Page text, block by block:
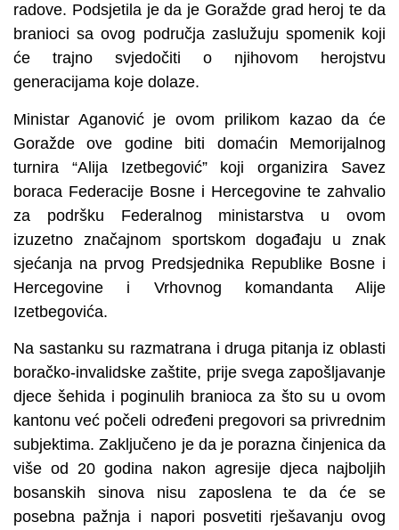
radove. Podsjetila je da je Goražde grad heroj te da
branioci sa ovog područja zaslužuju spomenik koji
će trajno svjedočiti o njihovom herojstvu
generacijama koje dolaze.
Ministar Aganović je ovom prilikom kazao da će
Goražde ove godine biti domaćin Memorijalnog
turnira “Alija Izetbegović” koji organizira Savez
boraca Federacije Bosne i Hercegovine te zahvalio
za podršku Federalnog ministarstva u ovom
izuzetno značajnom sportskom događaju u znak
sjećanja na prvog Predsjednika Republike Bosne i
Hercegovine i Vrhovnog komandanta Alije
Izetbegovića.
Na sastanku su razmatrana i druga pitanja iz oblasti
boračko-invalidske zaštite, prije svega zapošljavanje
djece šehida i poginulih branioca za što su u ovom
kantonu već počeli određeni pregovori sa privrednim
subjektima. Zaključeno je da je porazna činjenica da
više od 20 godina nakon agresije djeca najboljih
bosanskih sinova nisu zaposlena te da će se
posebna pažnja i napori posvetiti rješavanju ovog